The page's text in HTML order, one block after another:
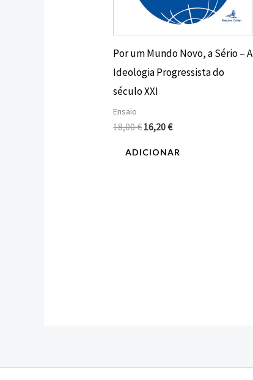
Por um Mundo Novo, a Sério – A
Ideologia Progressista do
século XXI
Ensaio
18,00€16,20€
ADICIONAR